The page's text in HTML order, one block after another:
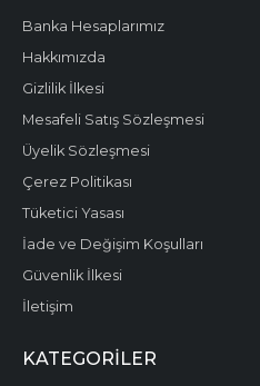
Banka Hesaplarımız
Hakkımızda
Gizlilik İlkesi
Mesafeli Satış Sözleşmesi
Üyelik Sözleşmesi
Çerez Politikası
Tüketici Yasası
İade ve Değişim Koşulları
Güvenlik İlkesi
İletişim
KATEGORILER